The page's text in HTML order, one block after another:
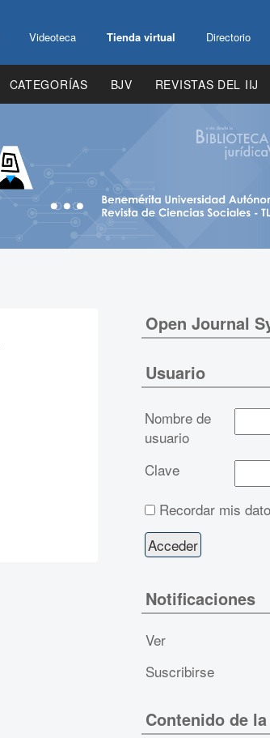
Videoteca Tienda virtual Directorio
CATEGORÍAS BJV REVISTAS DEL IIJ
Open Journal
Usuario
Nombre de
usuario
Clave
Recordar mis
Notificaciones
Ver
Suscribirse
Contenido de